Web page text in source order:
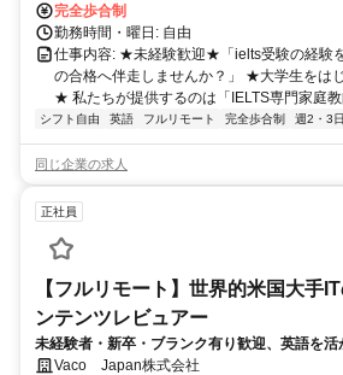
完全歩合制
勤務時間・曜日: 自由
仕事内容: ★未経験歓迎★「ielts受験の経験
の合格へ伴走しませんか？」 ★大学生をは
★ 私たちが提供するのは「IELTS専門家庭
シフト自由 英語 フルリモート 完全歩合制 週2・3
同じ企業の求人
正社員
【フルリモート】世界的米国大手
ンテンツレビュアー
未経験者・新卒・ブランク有り歓迎、英語を
完全リモート
Vaco Japan株式会社